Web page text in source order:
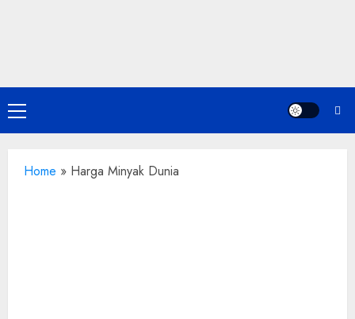
Primary
Menu
Home » Harga Minyak Dunia